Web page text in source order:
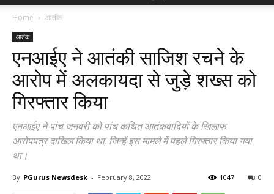
Home आतंक
आतंक
एनआईए ने आतंकी साजिश रचने के
आरोप में अलकायदा से जुड़े शख्स को
गिरफ्तार किया
एनआईए ने पांच जनवरी को पांच कथित आतंकवादियों के खिलाफ
आरोपपत्र दाखिल किया था, जिन्हें इस मामले में पहले गिरफ्तार किया गया
था।
By PGurus Newsdesk - February 8, 2022 0
1047